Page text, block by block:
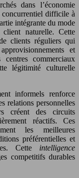
dans l’économie
concurrentiel difficile à
intégrante du mode
naturelle. Cette
clients réguliers qui
et
commerciaux
légitimité culturelle
informels renforce
relations personnelles
créent des circuits
réactifs. Ces
les meilleures
préférentielles et
Cette intelligence
competitifs durables